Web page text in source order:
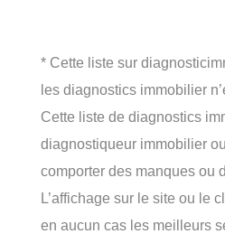
* Cette liste sur
les diagnostics immobilier
Cette liste de diagnostics
diagnostiqueur immobilier
comporter des manques ou
L’affichage sur le site ou le
en aucun cas les meilleurs